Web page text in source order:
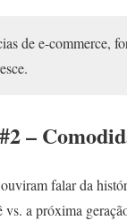
de e-commerce,
–
falar da
vs. a próxima